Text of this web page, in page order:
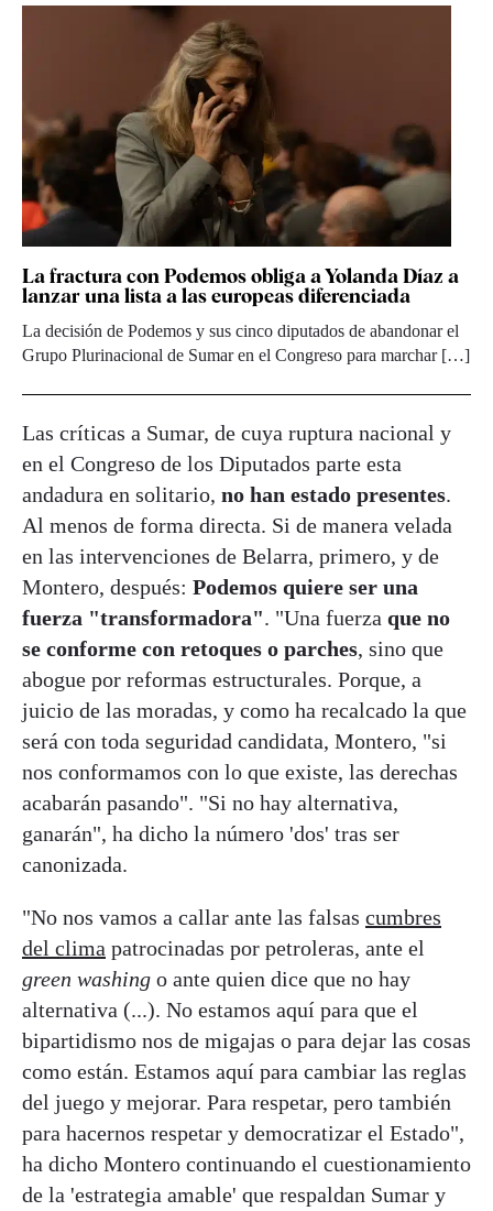
La fractura con Podemos obliga a Yolanda Díaz a
lanzar una lista a las europeas diferenciada
La decisión de Podemos y sus cinco diputados de abandonar el
Grupo Plurinacional de Sumar en el Congreso para marchar […]
Las críticas a Sumar, de cuya ruptura nacional y
en el Congreso de los Diputados parte esta
andadura en solitario, no han estado presentes.
Al menos de forma directa. Si de manera velada
en las intervenciones de Belarra, primero, y de
Montero, después: Podemos quiere ser una
fuerza "transformadora". "Una fuerza que no
se conforme con retoques o parches, sino que
abogue por reformas estructurales. Porque, a
juicio de las moradas, y como ha recalcado la que
será con toda seguridad candidata, Montero, "si
nos conformamos con lo que existe, las derechas
acabarán pasando". "Si no hay alternativa,
ganarán", ha dicho la número 'dos' tras ser
canonizada.
"No nos vamos a callar ante las falsas cumbres
del clima patrocinadas por petroleras, ante el
green washing o ante quien dice que no hay
alternativa (...). No estamos aquí para que el
bipartidismo nos de migajas o para dejar las cosas
como están. Estamos aquí para cambiar las reglas
del juego y mejorar. Para respetar, pero también
para hacernos respetar y democratizar el Estado",
ha dicho Montero continuando el cuestionamiento
de la 'estrategia amable' que respaldan Sumar y